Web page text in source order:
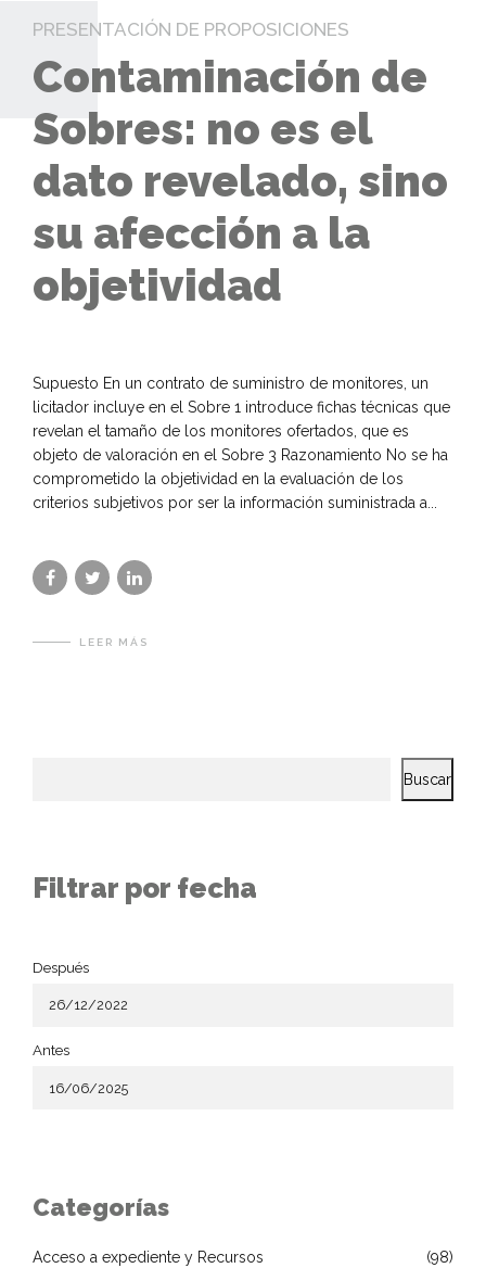
PRESENTACIÓN DE PROPOSICIONES
Contaminación de
Sobres: no es el
dato revelado, sino
su afección a la
objetividad
Supuesto En un contrato de suministro de monitores, un
licitador incluye en el Sobre 1 introduce fichas técnicas que
revelan el tamaño de los monitores ofertados, que es
objeto de valoración en el Sobre 3 Razonamiento No se ha
comprometido la objetividad en la evaluación de los
criterios subjetivos por ser la información suministrada a...
LEER MÁS
Buscar
Filtrar por fecha
Después
Antes
Categorías
Acceso a expediente y Recursos (98)